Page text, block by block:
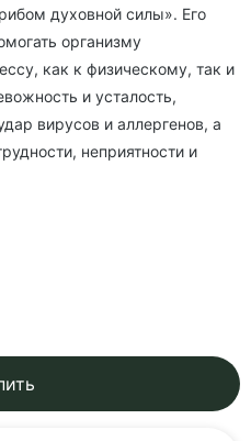
духовной силы». Его
организму
как к физическому, так и
и усталость,
вирусов и аллергенов, а
неприятности и